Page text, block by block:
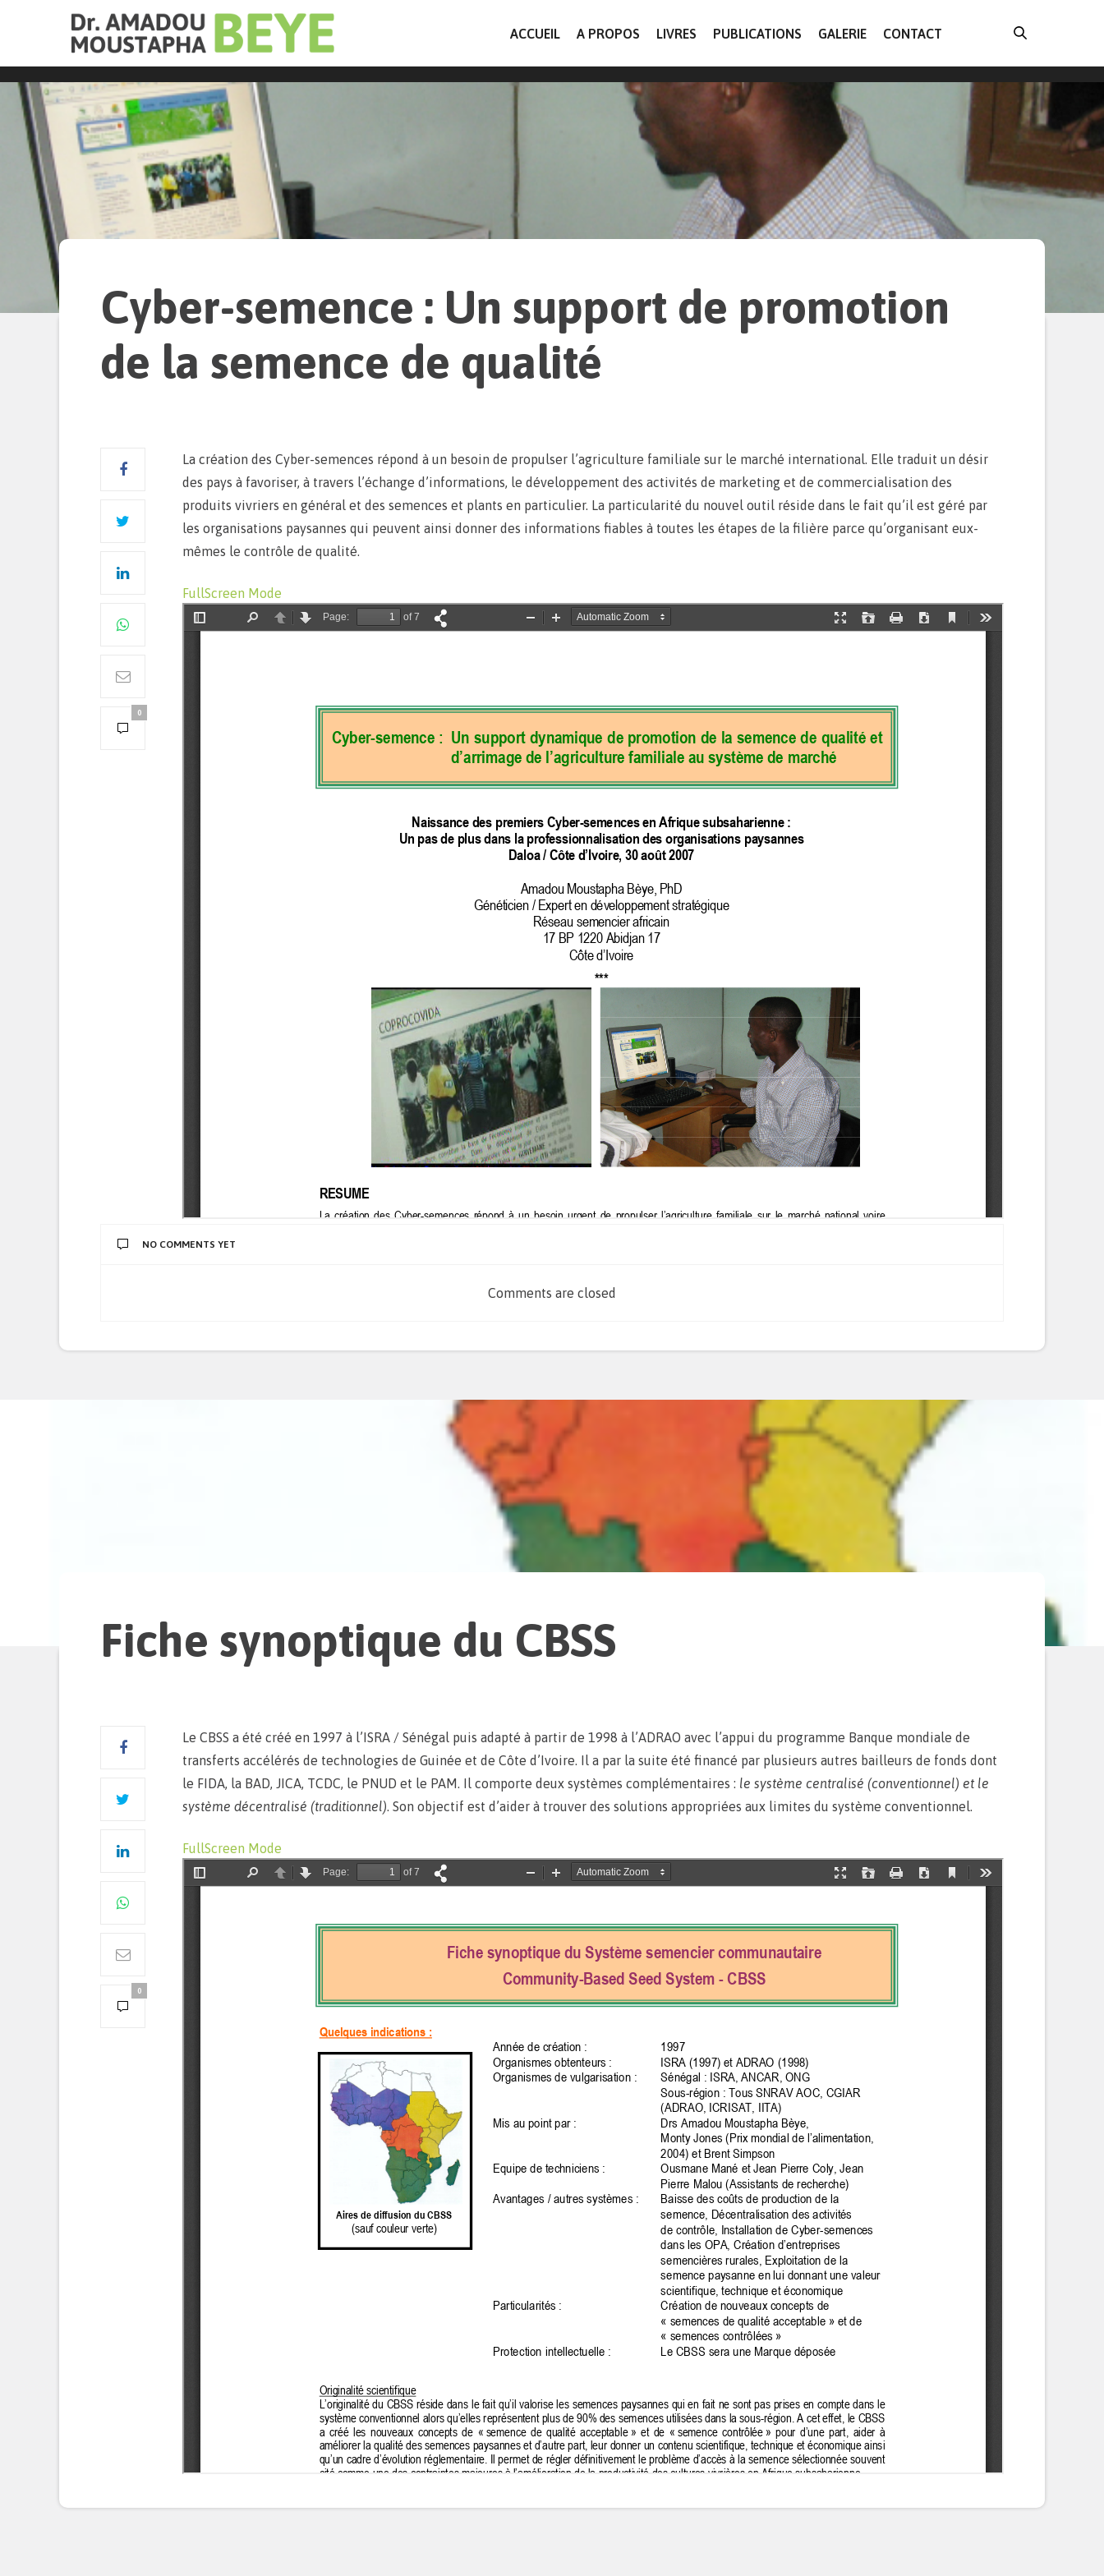
ACCUEIL A PROPOS LIVRES PUBLICATIONS GALERIE CONTACT
Cyber-semence : Un support de promotion
de la semence de qualité
0
La création des Cyber-semences répond à un besoin de propulser l’agriculture familiale sur le marché international. Elle traduit un désir
des pays à favoriser, à travers l’échange d’informations, le développement des activités de marketing et de commercialisation des
produits vivriers en général et des semences et plants en particulier. La particularité du nouvel outil réside dans le fait qu’il est géré par
les organisations paysannes qui peuvent ainsi donner des informations fiables à toutes les étapes de la filière parce qu’organisant eux-
mêmes le contrôle de qualité.
FullScreen Mode
NO COMMENTS YET
Comments are closed
Fiche synoptique du CBSS
0
Le CBSS a été créé en 1997 à l’ISRA / Sénégal puis adapté à partir de 1998 à l’ADRAO avec l’appui du programme Banque mondiale de
transferts accélérés de technologies de Guinée et de Côte d’Ivoire. Il a par la suite été financé par plusieurs autres bailleurs de fonds dont
le FIDA, la BAD, JICA, TCDC, le PNUD et le PAM. Il comporte deux systèmes complémentaires : le système centralisé (conventionnel) et le
système décentralisé (traditionnel). Son objectif est d’aider à trouver des solutions appropriées aux limites du système conventionnel.
FullScreen Mode